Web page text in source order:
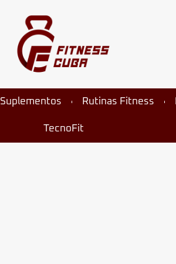
Suplementos Rutinas Fitness
TecnoFit